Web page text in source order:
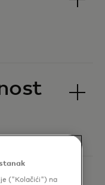
("Kolačići") na